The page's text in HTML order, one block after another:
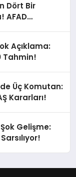
Dört Bir
AFAD
Açıklama:
Tahmin!
Üç Komutan:
Kararları!
Gelişme: